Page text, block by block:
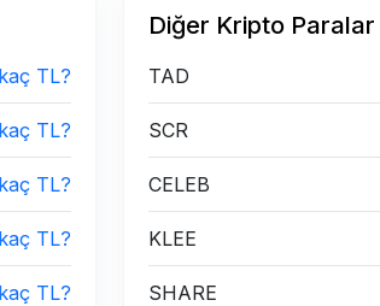
TL?
TL?
TL?
TL?
TL?
Diğer Kripto Paralar
TAD
SCR
CELEB
KLEE
SHARE